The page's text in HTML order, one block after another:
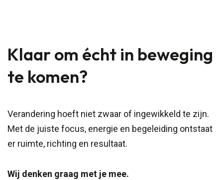
Klaar om écht in beweging
te komen?
Verandering hoeft niet zwaar of ingewikkeld te zijn.
Met de juiste focus, energie en begeleiding ontstaat
er ruimte, richting en resultaat.
Wij denken graag met je mee.